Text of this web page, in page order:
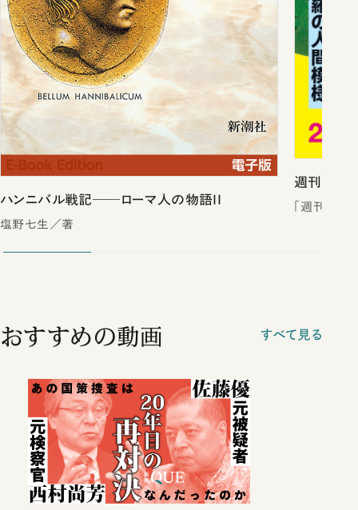
ハンニバル戦記──ローマ人の物語II
塩野七生／著
週刊新潮
「週刊新潮
おすすめの動画 すべて見る